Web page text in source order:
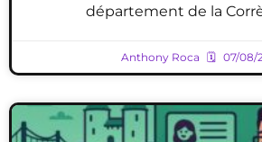
département de la
Anthony Roca 07/08/